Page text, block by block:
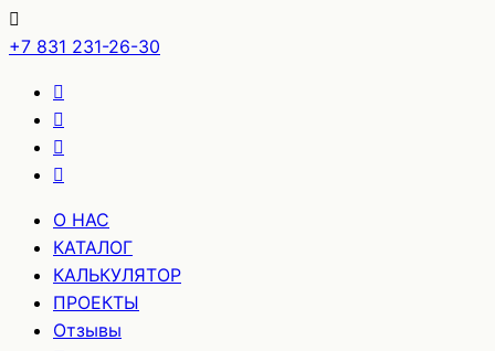
+7 831 231-26-30
О НАС
КАТАЛОГ
КАЛЬКУЛЯТОР
ПРОЕКТЫ
Отзывы